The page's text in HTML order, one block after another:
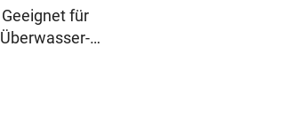
Geeignet für
Überwasser-